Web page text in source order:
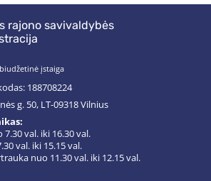
rajono savivaldybės
įstaiga
188708224
g. 50, LT-09318 Vilnius
7.30 val. iki 16.30 val.
val. iki 15.15 val.
nuo 11.30 val. iki 12.15 val.